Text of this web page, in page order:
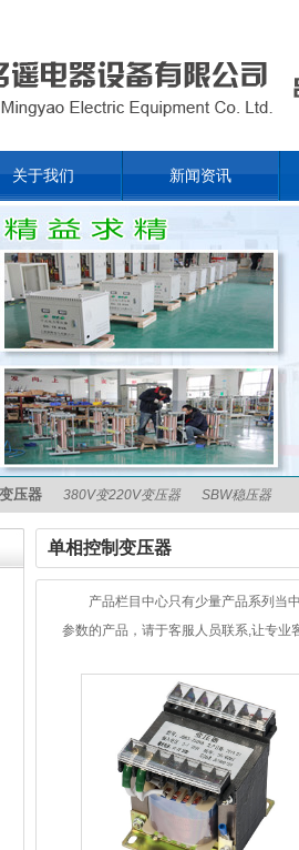
关于我们 新闻资讯
压器 380V变220V变压器 SBW稳压器
单相控制变压器
产品栏目中心只有少量产品系列当
参数的产品，请于客服人员联系,让专